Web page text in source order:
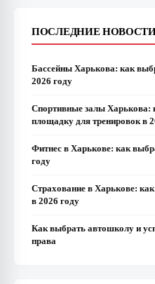
ПОСЛЕДНИЕ
Бассейны Харькова: как
2026 году
Спортивные залы Харькова:
площадку для тренировок в
Фитнес в Харькове: как
году
Страхование в Харькове:
в 2026 году
Как выбрать автошколу и
права